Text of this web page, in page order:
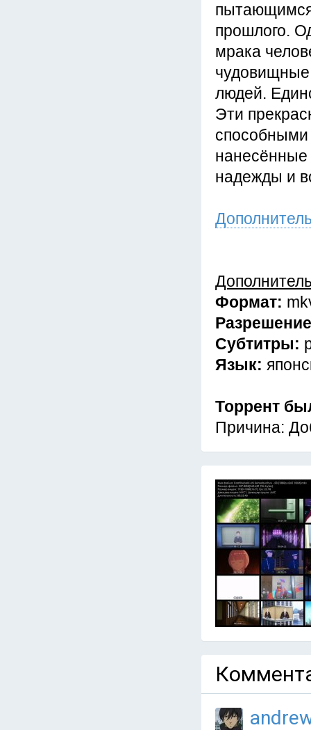
прошлого.
мрака
людей.
Эти
способными
надежды и
Формат:
Субтитры:
Язык:
Торрент
Причина: